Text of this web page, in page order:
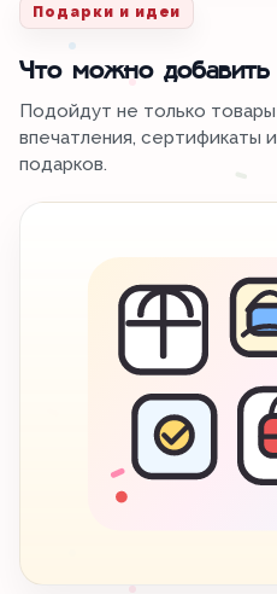
Подарки и идеи
Что можно добавить
Подойдут не только
впечатления, сертификаты
подарков.